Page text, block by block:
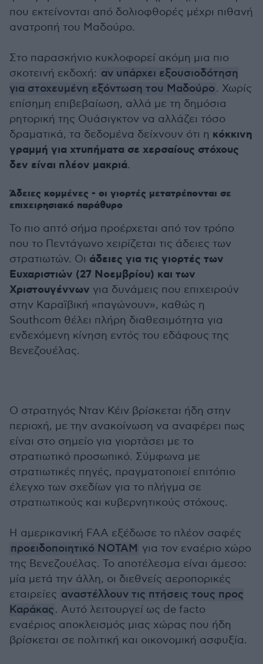
που εκτείνονται από δολιοφθορές μέχρι πιθανή
ανατροπή του Μαδούρο.
Στο παρασκήνιο κυκλοφορεί ακόμη μια πιο
σκοτεινή εκδοχή: αν υπάρχει εξουσιοδότηση
για στοχευμένη εξόντωση του Μαδούρο. Χωρίς
επίσημη επιβεβαίωση, αλλά με τη δημόσια
ρητορική της Ουάσιγκτον να αλλάζει τόσο
δραματικά, τα δεδομένα δείχνουν ότι η κόκκινη
γραμμή για χτυπήματα σε χερσαίους στόχους
δεν είναι πλέον μακριά.
Άδειες κομμένες - οι γιορτές μετατρέπονται σε
επιχειρησιακό παράθυρο
Το πιο απτό σήμα προέρχεται από τον τρόπο
που το Πεντάγωνο χειρίζεται τις άδειες των
στρατιωτών. Οι άδειες για τις γιορτές των
Ευχαριστιών (27 Νοεμβρίου) και των
Χριστουγέννων για δυνάμεις που επιχειρούν
στην Καραϊβική «παγώνουν», καθώς η
Southcom θέλει πλήρη διαθεσιμότητα για
ενδεχόμενη κίνηση εντός του εδάφους της
Βενεζουέλας.
Ο στρατηγός Νταν Κέιν βρίσκεται ήδη στην
περιοχή, με την ανακοίνωση να αναφέρει πως
είναι στο σημείο για γιορτάσει με το
στρατιωτικό προσωπικό. Σύμφωνα με
στρατιωτικές πηγές, πραγματοποιεί επιτόπιο
έλεγχο των σχεδίων για το πλήγμα σε
στρατιωτικούς και κυβερνητικούς στόχους.
Η αμερικανική FAA εξέδωσε το πλέον σαφές
προειδοποιητικό NOTAM για τον εναέριο χώρο
της Βενεζουέλας. Το αποτέλεσμα είναι άμεσο:
μία μετά την άλλη, οι διεθνείς αεροπορικές
εταιρείες αναστέλλουν τις πτήσεις τους προς
Καράκας. Αυτό λειτουργεί ως de facto
εναέριος αποκλεισμός μιας χώρας που ήδη
βρίσκεται σε πολιτική και οικονομική ασφυξία.